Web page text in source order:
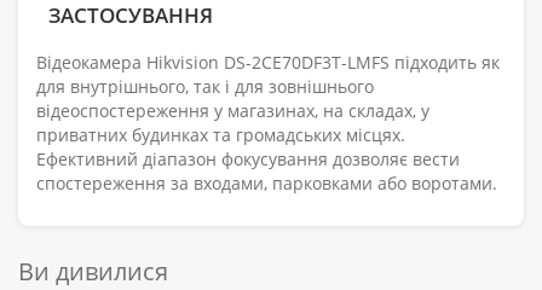
ЗАСТОСУВАННЯ
Відеокамера Hikvision DS-2CE70DF3T-LMFS підходить як
для внутрішнього, так і для зовнішнього
відеоспостереження у магазинах, на складах, у
приватних будинках та громадських місцях.
Ефективний діапазон фокусування дозволяє вести
спостереження за входами, парковками або воротами.
Ви дивилися